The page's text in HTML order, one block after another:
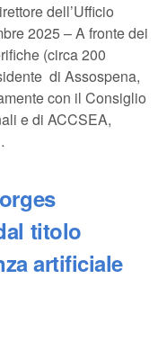
dell’Ufficio
2025 – A fronte dei
(circa 200
di Assospena,
con il Consiglio
e di ACCSEA,
titolo
artificiale